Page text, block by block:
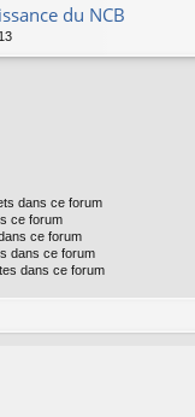
du NCB
dans ce forum
ce forum
ce forum
dans ce forum
dans ce forum